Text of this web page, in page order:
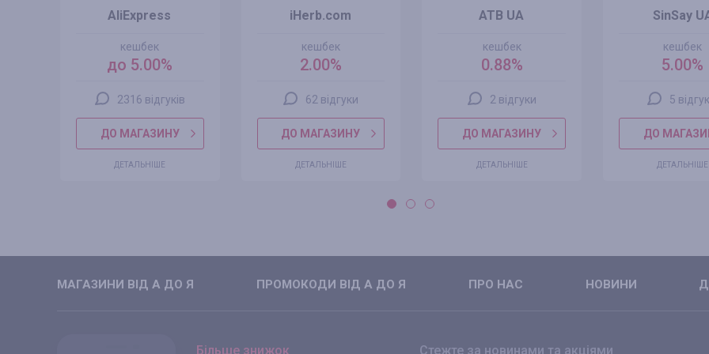
AliExpress
кешбек
до 5.00%
2316 відгуків
ДО МАГАЗИНУ
ДЕТАЛЬНІШЕ
iHerb.com
кешбек
2.00%
62 відгуки
ДО МАГАЗИНУ
ДЕТАЛЬНІШЕ
ATB UA
кешбек
0.88%
2 відгуки
ДО МАГАЗИНУ
ДЕТАЛЬНІШЕ
SinSay
кешбек
5.00%
5
ДО
ДЕТАЛЬНІШЕ
МАГАЗИНИ ВIД А ДО Я ПРОМОКОДИ ВIД А ДО Я ПРО НАС НОВИНИ
Більше знижок Стежте за новинами та акціями